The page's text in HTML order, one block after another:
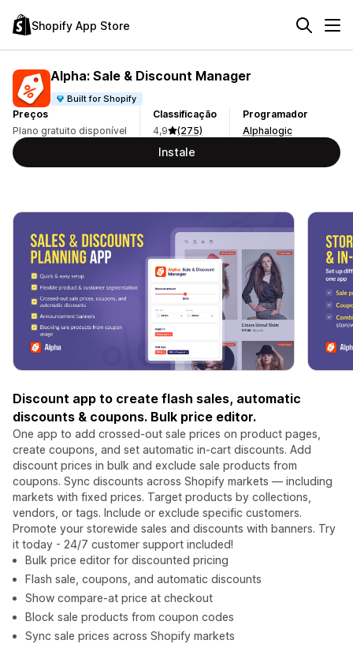
Shopify App Store
Alpha: Sale & Discount Manager
Built for Shopify
Preços
Plano gratuito disponível
Classificação
4,9
(275)
Programador
Alphalogic
Instale
Discount app to create flash sales, automatic
discounts & coupons. Bulk price editor.
One app to add crossed-out sale prices on product pages,
create coupons, and set automatic in-cart discounts. Add
discount prices in bulk and exclude sale products from
coupons. Sync discounts across Shopify markets — including
markets with fixed prices. Target products by collections,
vendors, or tags. Include or exclude specific customers.
Promote your storewide sales and discounts with banners. Try
it today - 24/7 customer support included!
Bulk price editor for discounted pricing
Flash sale, coupons, and automatic discounts
Show compare-at price at checkout
Block sale products from coupon codes
Sync sale prices across Shopify markets